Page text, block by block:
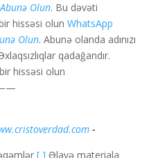
Olun. Bu dəvəti
hissəsi olun WhatsApp
Olun. Abunə olanda adınızı
qadağandır.
hissəsi olun.
- Məsih Həqiqəti
[ ] Əlavə materiala